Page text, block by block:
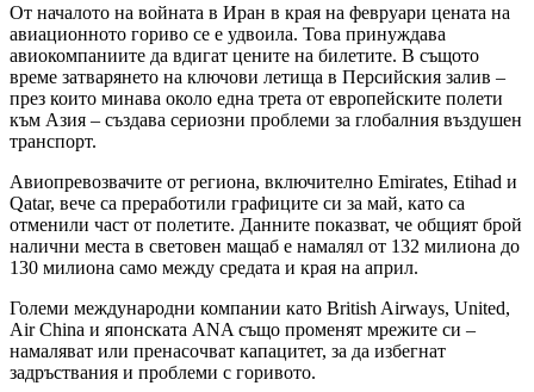
От началото на войната в Иран в края на февруари цената на
авиационното гориво се е удвоила. Това принуждава
авиокомпаниите да вдигат цените на билетите. В същото
време затварянето на ключови летища в Персийския залив –
през които минава около една трета от европейските полети
към Азия – създава сериозни проблеми за глобалния въздушен
транспорт.
Авиопревозвачите от региона, включително Emirates, Etihad и
Qatar, вече са преработили графиците си за май, като са
отменили част от полетите. Данните показват, че общият брой
налични места в световен мащаб е намалял от 132 милиона до
130 милиона само между средата и края на април.
Големи международни компании като British Airways, United,
Air China и японската ANA също променят мрежите си –
намаляват или пренасочват капацитет, за да избегнат
задръствания и проблеми с горивото.